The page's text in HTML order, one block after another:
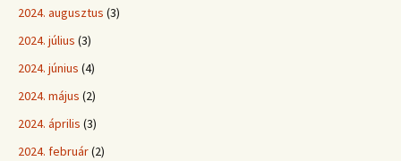
2024. augusztus (3)
2024. július (3)
2024. június (4)
2024. május (2)
2024. április (3)
2024. február(2)